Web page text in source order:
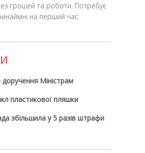
грошей та роботи. Потребує
на перший час.
Міністрам
пластикової пляшки
збільшила у 5 разів штрафи